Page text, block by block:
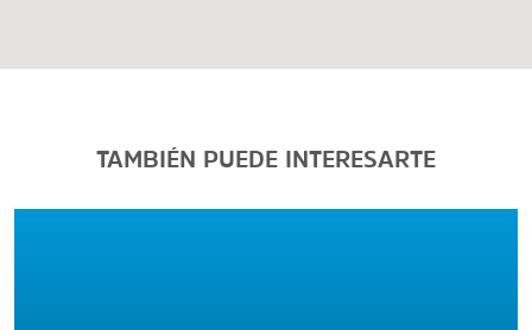
TAMBIÉN PUEDE INTERESARTE